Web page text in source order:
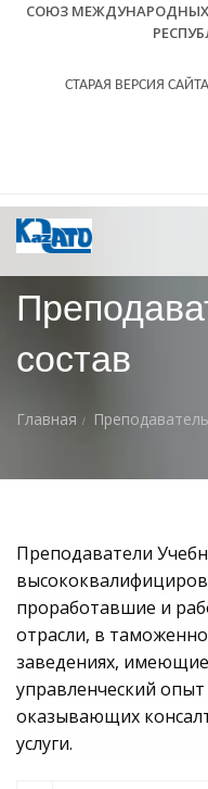
СОЮЗ
СТАРАЯ ВЕРСИЯ САЙТА
состав
Главная
Преподаватели
проработавшие и
отрасли, в
заведениях,
управленческий
оказывающих
услуги.